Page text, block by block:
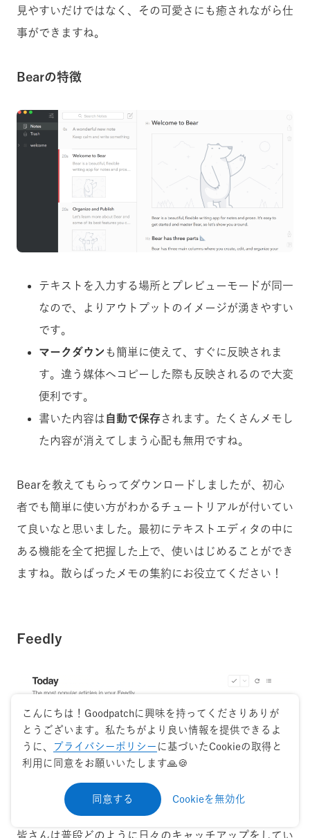
見やすいだけではなく、その可愛さにも癒されながら仕
事ができますね。
Bearの特徴
テキストを入力する場所とプレビューモードが同一
なので、よりアウトプットのイメージが湧きやすい
です。
マークダウン も簡単に使えて、すぐに反映されま
す。違う媒体へコピーした際も反映されるので大変
便利です。
書いた内容は 自動で保存されます。たくさんメモし
た内容が消えてしまう心配も無用ですね。
Bearを教えてもらってダウンロードしましたが、初心
者でも簡単に使い方がわかるチュートリアルが付いてい
て良いなと思いました。最初にテキストエディタの中に
ある機能を全て把握した上で、使いはじめることができ
ますね。散らばったメモの集約にお役立てください！
Feedly
皆さんは普段どのように日々のキャッチアップをしてい
こんにちは！Goodpatchに興味を持ってくださりありが
とうございます。私たちがより良い情報を提供できるよ
うに、
プライバシーポリシー に基づいたCookieの取得と
利用に同意をお願いいたします🙏🍪
同意する Cookieを無効化